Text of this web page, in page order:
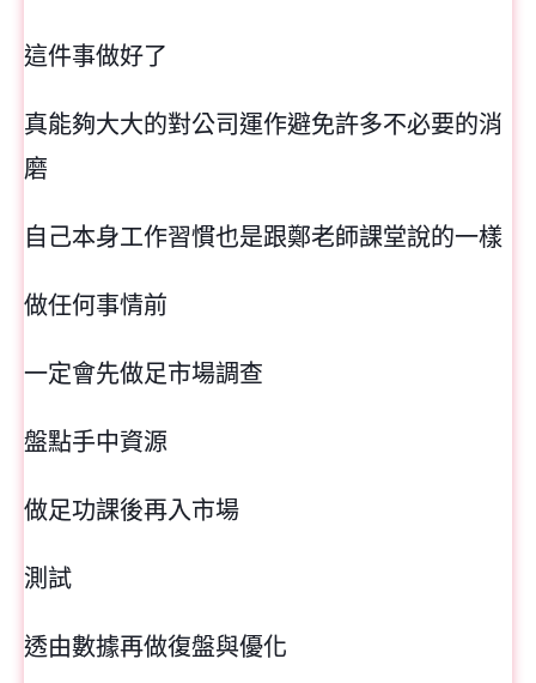
這件事做好了
真能夠大大的對公司運作避免許多不必要的消
磨
自己本身工作習慣也是跟鄭老師課堂說的一樣
做任何事情前
一定會先做足市場調查
盤點手中資源
做足功課後再入市場
測試
透由數據再做復盤與優化